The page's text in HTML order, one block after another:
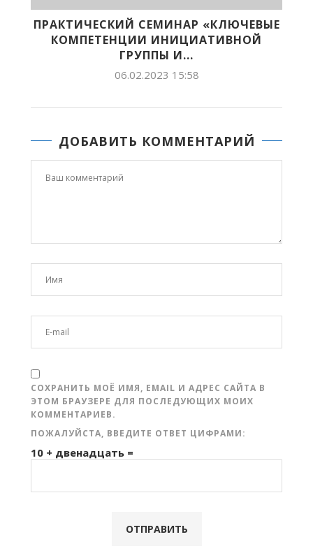
ПРАКТИЧЕСКИЙ СЕМИНАР «КЛЮЧЕВЫЕ
КОМПЕТЕНЦИИ ИНИЦИАТИВНОЙ
ГРУППЫ И...
06.02.2023 15:58
ДОБАВИТЬ КОММЕНТАРИЙ
СОХРАНИТЬ МОЁ ИМЯ, EMAIL И АДРЕС САЙТА В
ЭТОМ БРАУЗЕРЕ ДЛЯ ПОСЛЕДУЮЩИХ МОИХ
КОММЕНТАРИЕВ.
ПОЖАЛУЙСТА, ВВЕДИТЕ ОТВЕТ ЦИФРАМИ:
10 + двенадцать =